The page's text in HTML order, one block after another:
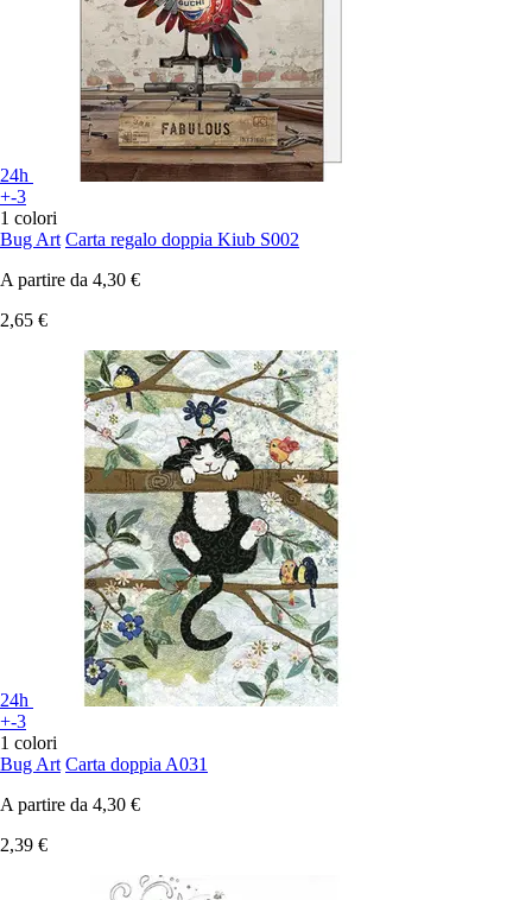
24h
+-3
1 colori
Bug Art Carta regalo doppia Kiub S002
A partire da 4,30 €
2,65 €
24h
+-3
1 colori
Bug Art Carta doppia A031
A partire da 4,30 €
2,39 €